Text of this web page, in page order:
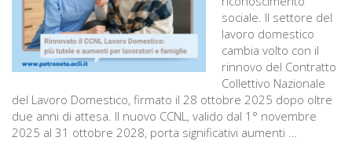
sociale. Il settore del
lavoro domestico
cambia volto con il
rinnovo del Contratto
Collettivo Nazionale
del Lavoro Domestico, firmato il 28 ottobre 2025 dopo oltre
due anni di attesa. Il nuovo CCNL, valido dal 1° novembre
2025 al 31 ottobre 2028, porta significativi aumenti …